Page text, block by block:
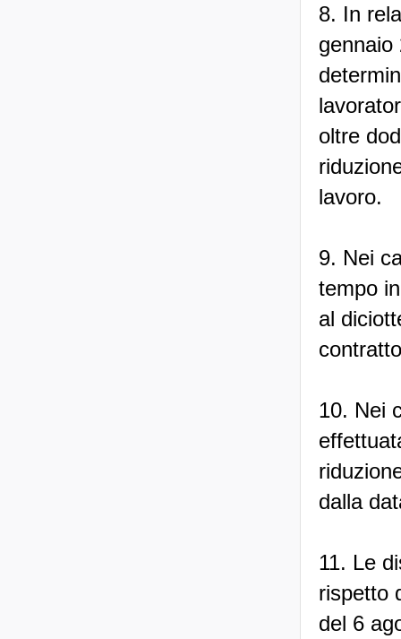
8. In
gennaio
oltre
lavoro.
9. Nei
tempo
al
10. Nei
dalla
11. Le
rispetto
del 6